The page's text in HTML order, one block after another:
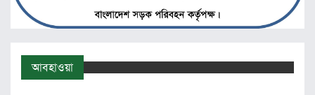
আবহাওয়া